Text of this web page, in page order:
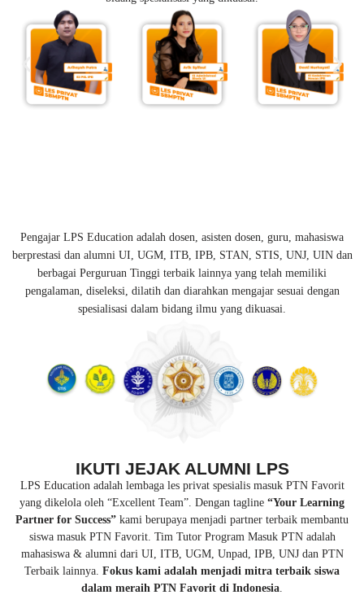
Pengajar LPS Education adalah dosen, asisten dosen, guru, mahasiswa
berprestasi dan alumni UI, UGM, ITB, IPB, STAN, STIS, UNJ, UIN dan
berbagai Perguruan Tinggi terbaik lainnya yang telah memiliki
pengalaman, diseleksi, dilatih dan diarahkan mengajar sesuai dengan
spesialisasi dalam bidang ilmu yang dikuasai.
IKUTI JEJAK ALUMNI LPS
LPS Education adalah lembaga les privat spesialis masuk PTN Favorit
yang dikelola oleh “Excellent Team”. Dengan tagline “Your Learning
Partner for Success” kami berupaya menjadi partner terbaik membantu
siswa masuk PTN Favorit. Tim Tutor Program Masuk PTN adalah
mahasiswa & alumni dari UI, ITB, UGM, Unpad, IPB, UNJ dan PTN
Terbaik lainnya. Fokus kami adalah menjadi mitra terbaik siswa
dalam meraih PTN Favorit di Indonesia